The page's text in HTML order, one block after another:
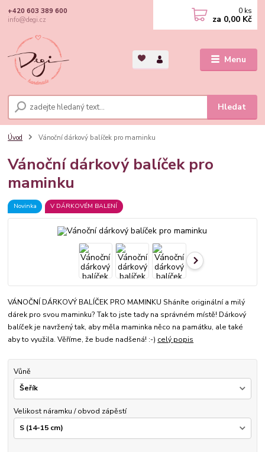
Menu
Hledat
+420 603 389 600
info@degi.cz
0 ks
za 0,00 Kč
Úvod Vánoční dárkový balíček pro maminku
Vánoční dárkový balíček pro
maminku
Novinka V DÁRKOVÉM BALENÍ
VÁNOČNÍ DÁRKOVÝ BALÍČEK PRO MAMINKU Sháníte originální a milý
dárek pro svou maminku? Tak to jste tady na správném místě! Dárkový
balíček je navržený tak, aby měla maminka něco na památku, ale také
aby to využila. Věříme, že bude nadšená! :-) celý popis
Vůně
Velikost náramku / obvod zápěstí